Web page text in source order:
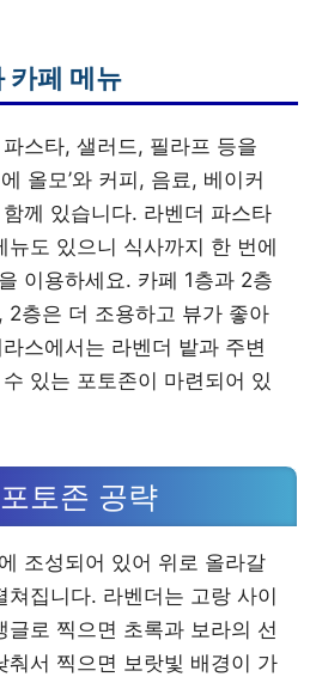
카페 메뉴
스타, 샐러드, 필라프 등을
올모’와 커피, 음료, 베이커
께 있습니다. 라벤더 파스타
도 있으니 식사까지 한 번에
이용하세요. 카페 1층과 2층
2층은 더 조용하고 뷰가 좋아
스에서는 라벤더 밭과 주변
있는 포토존이 마련되어 있
토존 공략
조성되어 있어 위로 올라갈
집니다. 라벤더는 고랑 사이
글로 찍으면 초록과 보라의 선
춰서 찍으면 보랏빛 배경이 가